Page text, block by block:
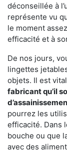
déconseillée à
représente vu
le moment
efficacité et à
De nos jours,
lingettes
objets. Il est
fabricant qu’il
pourrez les
efficacité. Dans
bouche ou que
avec des